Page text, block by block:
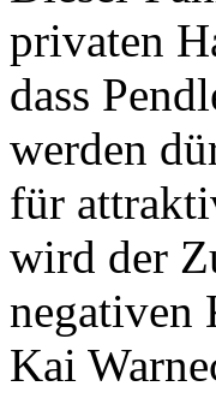
privaten
dass
werden
für
wird der
negativen
Kai